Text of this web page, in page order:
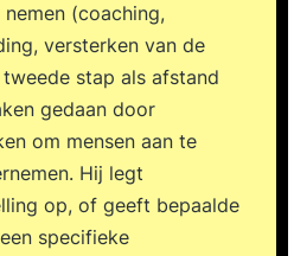
(coaching,
versterken van de
stap als afstand
gedaan door
om mensen aan te
Hij legt
op, of geeft bepaalde
specifieke